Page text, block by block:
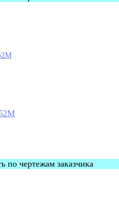
по чертежам заказчика